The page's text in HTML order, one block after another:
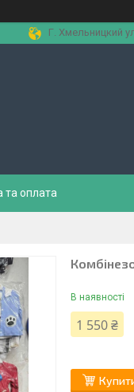
Г. Хмельницкий
та оплата
В наявності
1 550 ₴